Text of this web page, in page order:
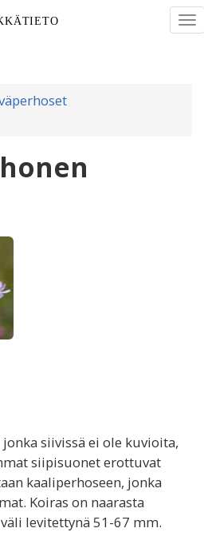
siivissä ei ole kuvioita,
siipisuonet erottuvat
kaaliperhoseen, jonka
Koiras on naarasta
levitettynä 51-67 mm.